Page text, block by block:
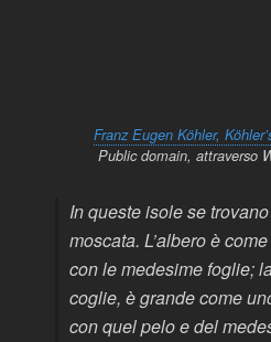
Franz Eugen Köhler,
Public domain, attraverso
In queste isole se
moscata. L’albero è
con le medesime foglie;
coglie, è grande come
con quel pelo e del